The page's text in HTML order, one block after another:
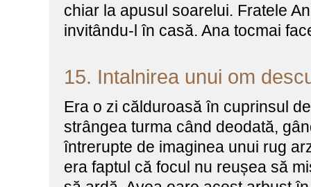
chiar la apusul soarelui. Fratele
invitându-l în casă. Ana tocmai
15. Intalnirea unui om
Era o zi călduroasă în cuprinsul
strângea turma când deodată,
întrerupte de imaginea unui rug
era faptul că focul nu reușea să